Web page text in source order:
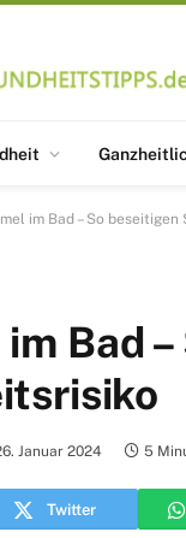
im Bad – So
Bad
Januar 2024 5
Twitter